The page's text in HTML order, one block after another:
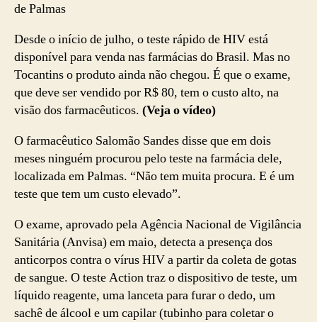
de Palmas
Desde o início de julho, o teste rápido de HIV está
disponível para venda nas farmácias do Brasil. Mas no
Tocantins o produto ainda não chegou. É que o exame,
que deve ser vendido por R$ 80, tem o custo alto, na
visão dos farmacêuticos. (Veja o vídeo)
O farmacêutico Salomão Sandes disse que em dois
meses ninguém procurou pelo teste na farmácia dele,
localizada em Palmas. “Não tem muita procura. E é um
teste que tem um custo elevado”.
O exame, aprovado pela Agência Nacional de Vigilância
Sanitária (Anvisa) em maio, detecta a presença dos
anticorpos contra o vírus HIV a partir da coleta de gotas
de sangue. O teste Action traz o dispositivo de teste, um
líquido reagente, uma lanceta para furar o dedo, um
sachê de álcool e um capilar (tubinho para coletar o